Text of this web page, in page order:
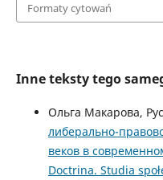
Formaty cytowań
Inne teksty tego
Ольга Макарова,
либерально-
веков в
Doctrina. Studia